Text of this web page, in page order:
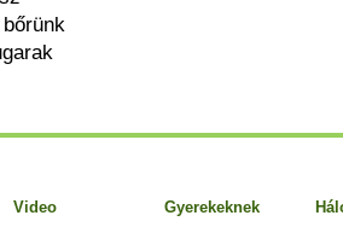
Video Gyerekeknek